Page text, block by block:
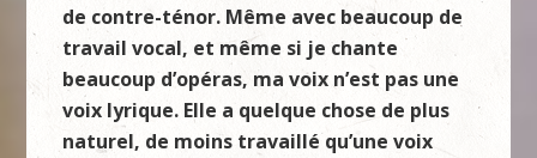
de contre-ténor. Même avec beaucoup de
travail vocal, et même si je chante
beaucoup d’opéras, ma voix n’est pas une
voix lyrique. Elle a quelque chose de plus
naturel, de moins travaillé qu’une voix